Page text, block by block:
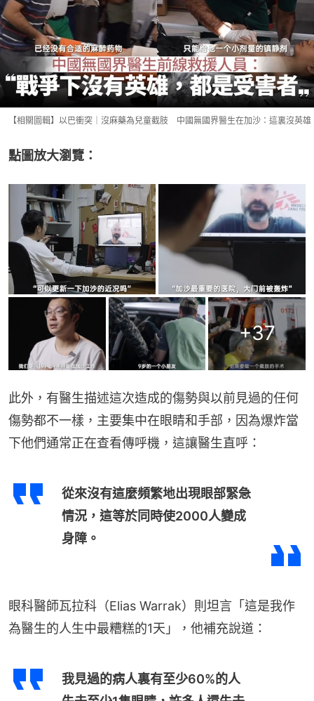
【相關圖輯】以巴衝突｜沒麻藥為兒童截肢 中國無國界醫生在加沙：這裏沒英雄
點圖放大瀏覽：
+37
此外，有醫生描述這次造成的傷勢與以前見過的任何
傷勢都不一樣，主要集中在眼睛和手部，因為爆炸當
下他們通常正在查看傳呼機，這讓醫生直呼：
從來沒有這麼頻繁地出現眼部緊急
情況，這等於同時使2000人變成
身障。
眼科醫師瓦拉科（Elias Warrak）則坦言「這是我作
為醫生的人生中最糟糕的1天」，他補充說道：
我見過的病人裏有至少60%的人